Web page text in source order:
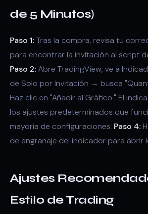
de 5 Minutos)
Paso 1:Tras la compra, revisa tu
para encontrar la invitación al script
Paso 2:Abre TradingView, ve a
de Solo por Invitación → busca
Haz clic en "Añadir al Gráfico." El
los ajustes predeterminados que
mayoría de configuraciones. Paso 4:
de engranaje del indicador para abrir
Ajustes
Estilo de Trading